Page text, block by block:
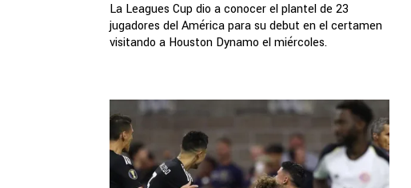
La Leagues Cup dio a conocer el plantel de 23
jugadores del América para su debut en el certamen
visitando a Houston Dynamo el miércoles.